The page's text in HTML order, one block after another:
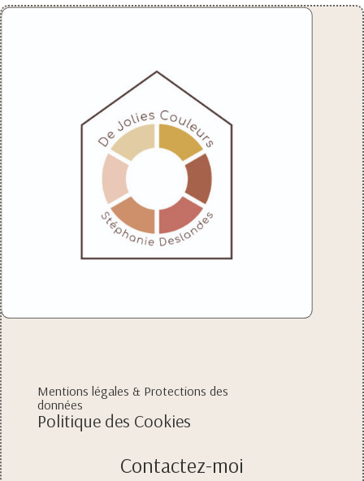
Mentions légales & Protections des
données
Politique des Cookies
Contactez-moi